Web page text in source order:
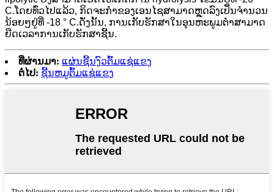
C.ໂດຍທົ່ວໄປແລ້ວ, ກິດຈະກໍາຂອງເອນໄຊສາມາດຫຼຸດລົງເປັນຈໍານວນ
ນ້ອຍໆຢູ່ທີ່ -18 ° C.ດັ່ງນັ້ນ, ການເກັບຮັກສາໃນອຸນຫະພູມຕ່ໍາສາມາດ
ຍືດເວລາການເກັບຮັກສາຊີ້ນ.
ທີ່ຜ່ານມາ: ແຜ່ນຊີ້ນງົວຕົ້ມແຊ່ແຂງ
ຕໍ່ໄປ: ຊີ້ນຫມູຕົ້ມແຊ່ແຂງ